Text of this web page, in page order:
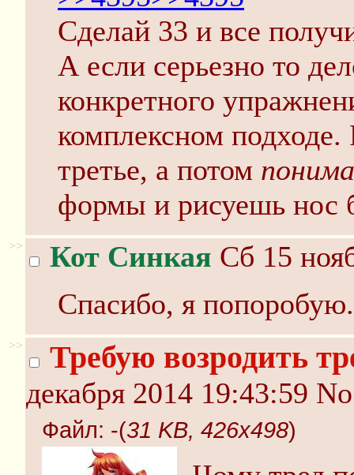
Сделай 33 и все
А если серьезно то
конкретного
комплексном
третье, а потом
формы и рисуешь нос
>> Кот Синкая Сб 15
Спасибо, я попоробую.
>> Требую возродить
декабря 2014 19:43:59
Файл: -(31 KB, 426x498)